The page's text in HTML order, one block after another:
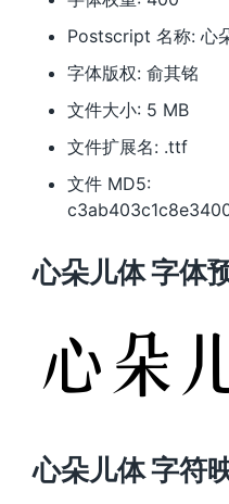
Postscript 名称: 心
字体版权: 俞其铭
文件大小: 5 MB
文件扩展名: .ttf
文件 MD5:
心朵儿体 字体
心朵儿体 字符